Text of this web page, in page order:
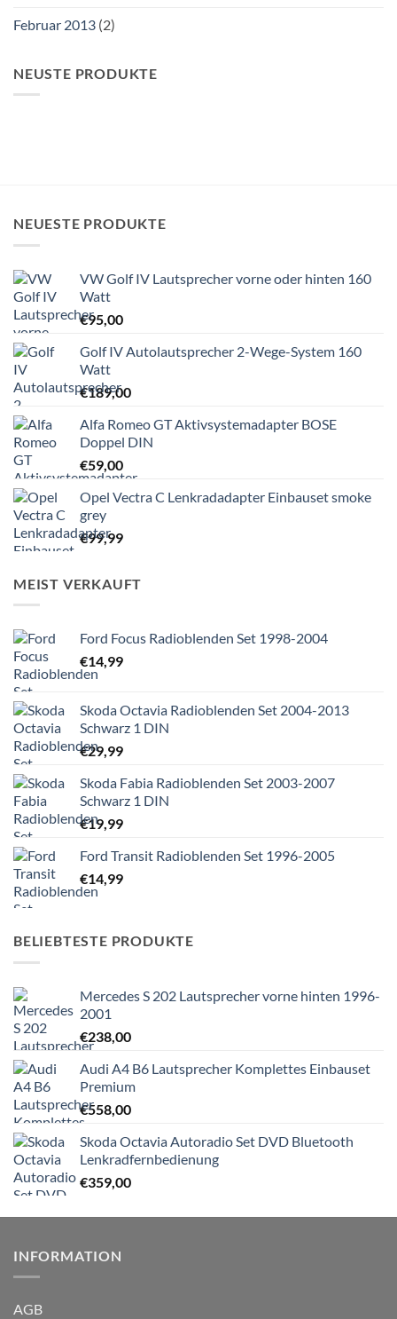
Februar 2013 (2)
NEUSTE PRODUKTE
NEUESTE PRODUKTE
VW Golf IV Lautsprecher vorne oder hinten 160
Watt
€95,00
Golf IV Autolautsprecher 2-Wege-System 160
Watt
€189,00
Alfa Romeo GT Aktivsystemadapter BOSE
Doppel DIN
€59,00
Opel Vectra C Lenkradadapter Einbauset smoke
grey
€99,99
MEIST VERKAUFT
Ford Focus Radioblenden Set 1998-2004
€14,99
Skoda Octavia Radioblenden Set 2004-2013
Schwarz 1 DIN
€29,99
Skoda Fabia Radioblenden Set 2003-2007
Schwarz 1 DIN
€19,99
Ford Transit Radioblenden Set 1996-2005
€14,99
BELIEBTESTE PRODUKTE
Mercedes S 202 Lautsprecher vorne hinten 1996-
2001
€238,00
Audi A4 B6 Lautsprecher Komplettes Einbauset
Premium
€558,00
Skoda Octavia Autoradio Set DVD Bluetooth
Lenkradfernbedienung
€359,00
INFORMATION
AGB